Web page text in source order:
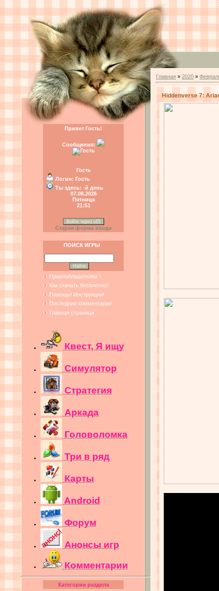
Привет Гость!
Сообщения:
Гость
Логин: Гость
Ты здесь: -й день
07.08.2026
Пятница
21:51
Войти через uID
Старая форма входа
ПОИСК ИГРЫ
Правообладателям !
Как скачать бесплатно?
Помощь! Инструкции!
Последние комментарии
Главная страница
Квест, Я ищу
Симулятор
Стратегия
Аркада
Головоломка
Три в ряд
Карты
Android
Форум
Анонсы игр
Комментарии
Категории раздела
Главная » 2020 »
Hiddenverse 7: